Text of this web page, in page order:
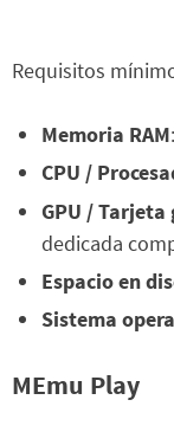
Requisitos
Memoria RAM
CPU /
GPU / Tarjeta
dedicada
Espacio en
Sistema
MEmu Play